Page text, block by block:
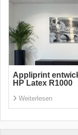
Appliprint
HP Latex R1000
Weiterlesen